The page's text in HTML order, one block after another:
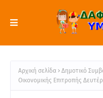
Αρχική σελίδα Δημοτικό
Οικονομικής Επιτροπής